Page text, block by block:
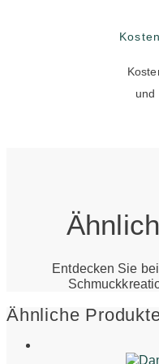
und
Entdecken Sie
Ähnliche